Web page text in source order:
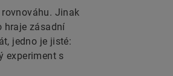
Jinak
hraje zásadní
jedno je jisté:
experiment s